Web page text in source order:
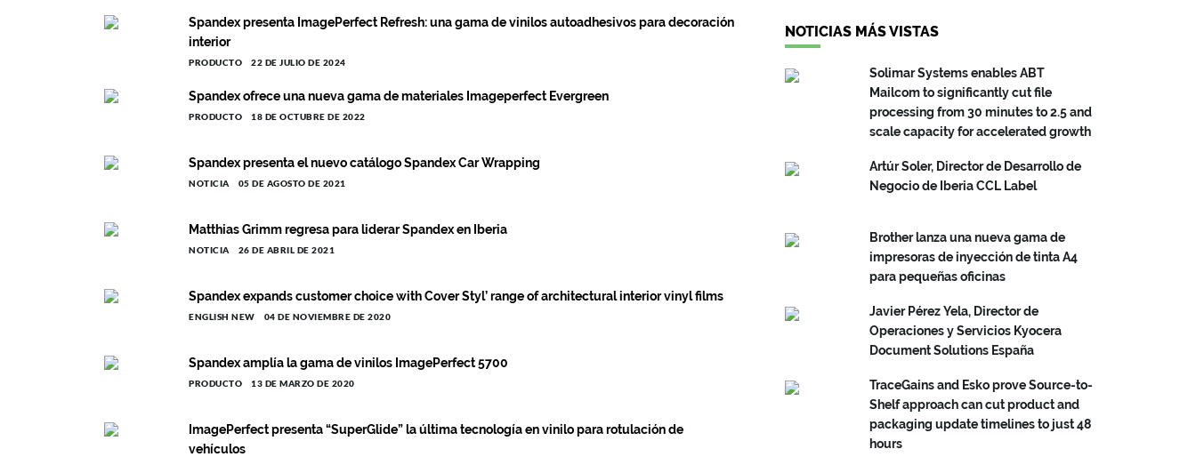
Spandex presenta ImagePerfect Refresh: una gama de vinilos autoadhesivos para decoración
interior
PRODUCTO 22 DE JULIO DE 2024
Spandex ofrece una nueva gama de materiales Imageperfect Evergreen
PRODUCTO 18 DE OCTUBRE DE 2022
Spandex presenta el nuevo catálogo Spandex Car Wrapping
NOTICIA 05 DE AGOSTO DE 2021
Matthias Grimm regresa para liderar Spandex en Iberia
NOTICIA 26 DE ABRIL DE 2021
Spandex expands customer choice with Cover Styl’ range of architectural interior vinyl films
ENGLISH NEW 04 DE NOVIEMBRE DE 2020
Spandex amplía la gama de vinilos ImagePerfect 5700
PRODUCTO 13 DE MARZO DE 2020
ImagePerfect presenta “SuperGlide” la última tecnología en vinilo para rotulación de
vehículos
NOTICIAS MÁS VISTAS
Solimar Systems enables ABT
Mailcom to significantly cut file
processing from 30 minutes to 2.5 and
scale capacity for accelerated growth
Artúr Soler, Director de Desarrollo de
Negocio de Iberia CCL Label
Brother lanza una nueva gama de
impresoras de inyección de tinta A4
para pequeñas oficinas
Javier Pérez Yela, Director de
Operaciones y Servicios Kyocera
Document Solutions España
TraceGains and Esko prove Source-to-
Shelf approach can cut product and
packaging update timelines to just 48
hours